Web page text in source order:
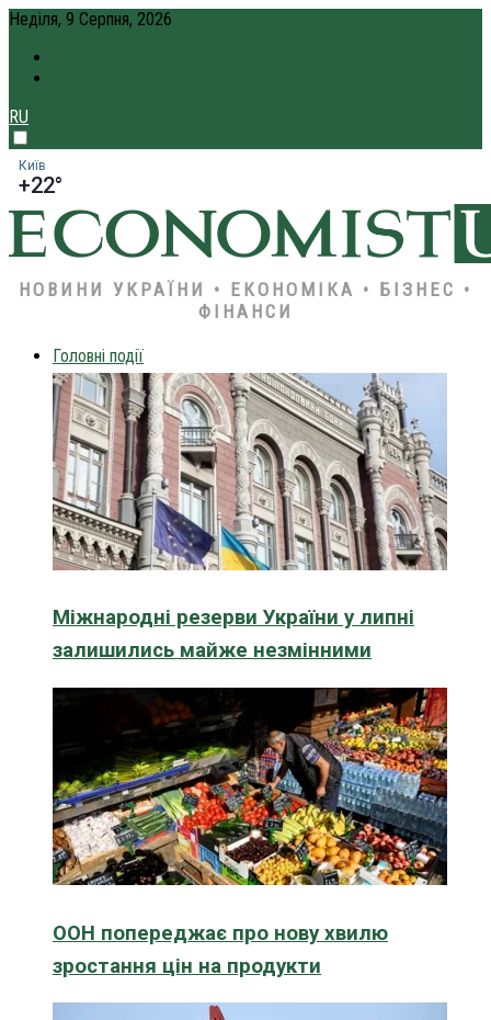
Неділя, 9 Серпня, 2026
RU
Київ
+22°
НОВИНИ УКРАЇНИ • ЕКОНОМІКА • БІЗНЕС •
ФІНАНСИ
Головні події
Міжнародні резерви України у липні
залишились майже незмінними
ООН попереджає про нову хвилю
зростання цін на продукти